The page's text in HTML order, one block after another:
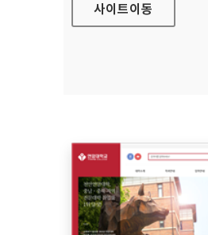
사이트이동